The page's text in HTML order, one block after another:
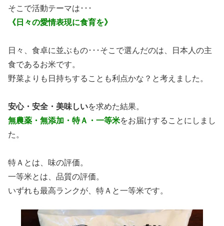
そこで活動テーマは･･･
《日々の愛情表現に食育を》
日々、食卓に並ぶもの･･･そこで選んだのは、日本人の主
食であるお米です。
野菜よりも日持ちすることも利点かな？と考えました。
安心・安全・美味しいを求めた結果。
無農薬・無添加・特Ａ・一等米をお届けすることにしまし
た。
特Ａとは、味の評価。
一等米とは、品質の評価。
いずれも最高ランクが、特Ａと一等米です。